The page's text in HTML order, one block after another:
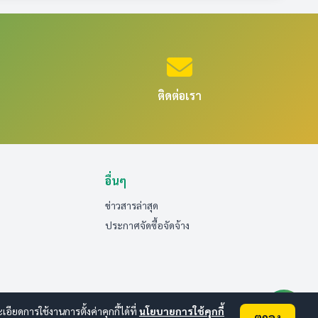
ที่มีเนื้อหาหรือรายละเอียด ความก้าวหน้า อย่าง
เว้นว่างข้อมูลไว้)
บนเว็บไซต์ของหน่วยงานได้ แต่จะต้องมีองค์
ยงาน โดยต้องแยก ต่างหากจากช่องทางการร้อง
ติดต่อเรา
อื่นๆ
ข่าวสารล่าสุด
ประกาศจัดซื้อจัดจ้าง
ยดการใช้งานการตั้งค่าคุกกี้ได้ที่ นโยบายการใช้คุกกี้